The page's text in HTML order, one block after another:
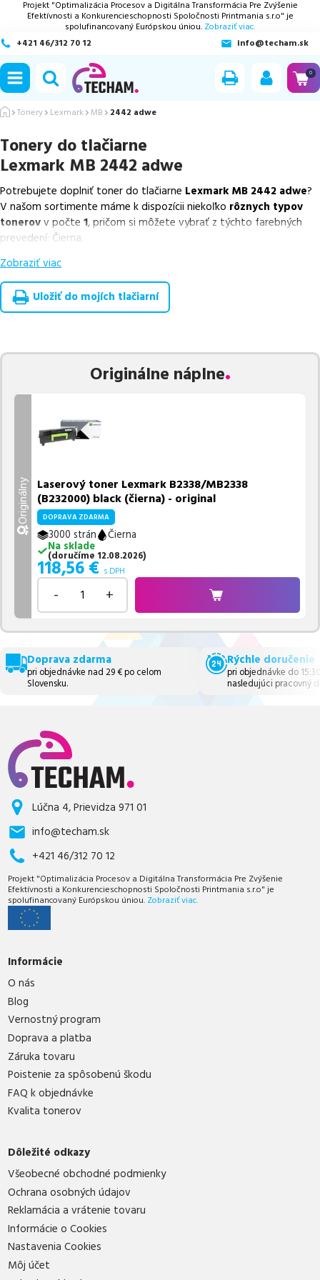
Projekt "Optimalizácia Procesov a Digitálna Transformácia Pre Zvýšenie
Efektívnosti a Konkurencieschopnosti Spoločnosti Printmania s.r.o" je
spolufinancovaný Európskou úniou. Zobraziť viac.
+421 46/312 70 12
info@techam.sk
0
Tonery Lexmark MB 2442 adwe
Tonery do tlačiarne
Lexmark MB 2442 adwe
Potrebujete doplniť toner do tlačiarne Lexmark MB 2442 adwe?
V našom sortimente máme k dispozícii niekoľko rôznych typov
tonerovv počte 1, pričom si môžete vybrať z týchto farebných
prevedení: Čierna.
Z uvedeného množstva dostupných náplní
náplnev počte1ks.
Celá táto certifikovaná ponuka, spĺňajúca normy ISO 9001 a 14001,
Vieme, že pri nákupe zohráva dôležitú úlohu aj dostupnosť. Preto
pravidelne naskladňovať produkty, aby boli ihneď k
dispozícii na odoslanie.
Ak si pri výbere nie ste istí, ktoré riešenie je pre vaše potreby
sme vám pomohli vybrať to najlepšie riešenie.
Zobraziť viac
Uložiť do mojích tlačiarní
Originálne náplne
Originálny Laserový toner Lexmark B2338/MB2338
(B232000) black (čierna) - original
DOPRAVA ZDARMA
3000 strán
Čierna
Na sklade
(doručíme 12.08.2026)
118,56 € s DPH
- +
Doprava zdarma
pri objednávke nad 29 € po celom
Slovensku.
Rýchle doručenie
pri objednávke do
nasledujúci pracovný
Lúčna 4, Prievidza 971 01
info@techam.sk
+421 46/312 70 12
Projekt "Optimalizácia Procesov a Digitálna Transformácia Pre Zvýšenie
Efektívnosti a Konkurencieschopnosti Spoločnosti Printmania s.r.o" je
spolufinancovaný Európskou úniou. Zobraziť viac.
Informácie
O nás
Blog
Vernostný program
Doprava a platba
Záruka tovaru
Poistenie za spôsobenú škodu
FAQ k objednávke
Kvalita tonerov
Dôležité odkazy
Všeobecné obchodné podmienky
Ochrana osobných údajov
Reklamácia a vrátenie tovaru
Informácie o Cookies
Nastavenia Cookies
Môj účet